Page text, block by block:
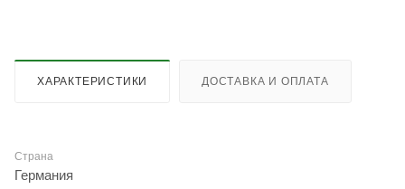
ХАРАКТЕРИСТИКИ ДОСТАВКА И ОПЛАТА
Страна
Германия